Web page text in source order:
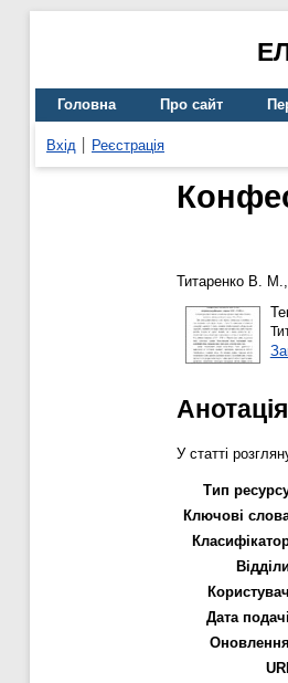
Головна Про сайт
Вхід Реєстрація
Титаренко В. М.,
Анотація
У статті
Тип
Ключові
Дата